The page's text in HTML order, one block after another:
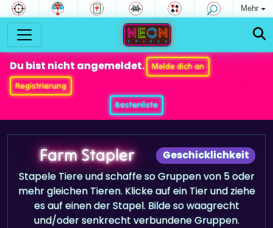
Mehr
Du bist nicht angemeldet.
Melde dich an
Registrierung
Bestenliste
Geschicklichkeit
Farm Stapler
Stapele Tiere und schaffe so Gruppen von 5 oder
mehr gleichen Tieren. Klicke auf ein Tier und ziehe
es auf einen der Stapel. Bilde so waagrecht
und/oder senkrecht verbundene Gruppen.